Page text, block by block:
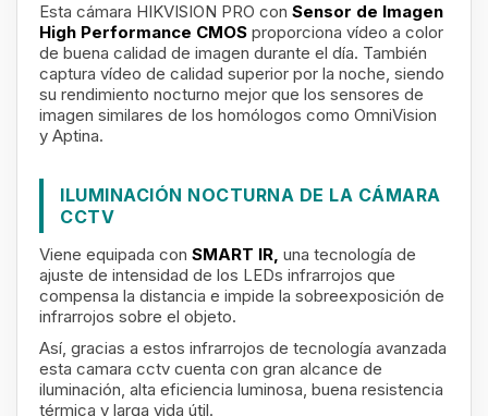
Esta cámara HIKVISION PRO con Sensor de Imagen
High Performance CMOS proporciona vídeo a color
de buena calidad de imagen durante el día. También
captura vídeo de calidad superior por la noche, siendo
su rendimiento nocturno mejor que los sensores de
imagen similares de los homólogos como OmniVision
y Aptina.
ILUMINACIÓN NOCTURNA DE LA CÁMARA
CCTV
Viene equipada con SMART IR, una tecnología de
ajuste de intensidad de los LEDs infrarrojos que
compensa la distancia e impide la sobreexposición de
infrarrojos sobre el objeto.
Así, gracias a estos infrarrojos de tecnología avanzada
esta camara cctv cuenta con gran alcance de
iluminación, alta eficiencia luminosa, buena resistencia
térmica y larga vida útil.